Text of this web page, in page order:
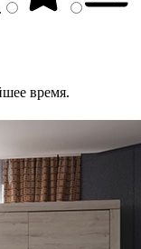
время.